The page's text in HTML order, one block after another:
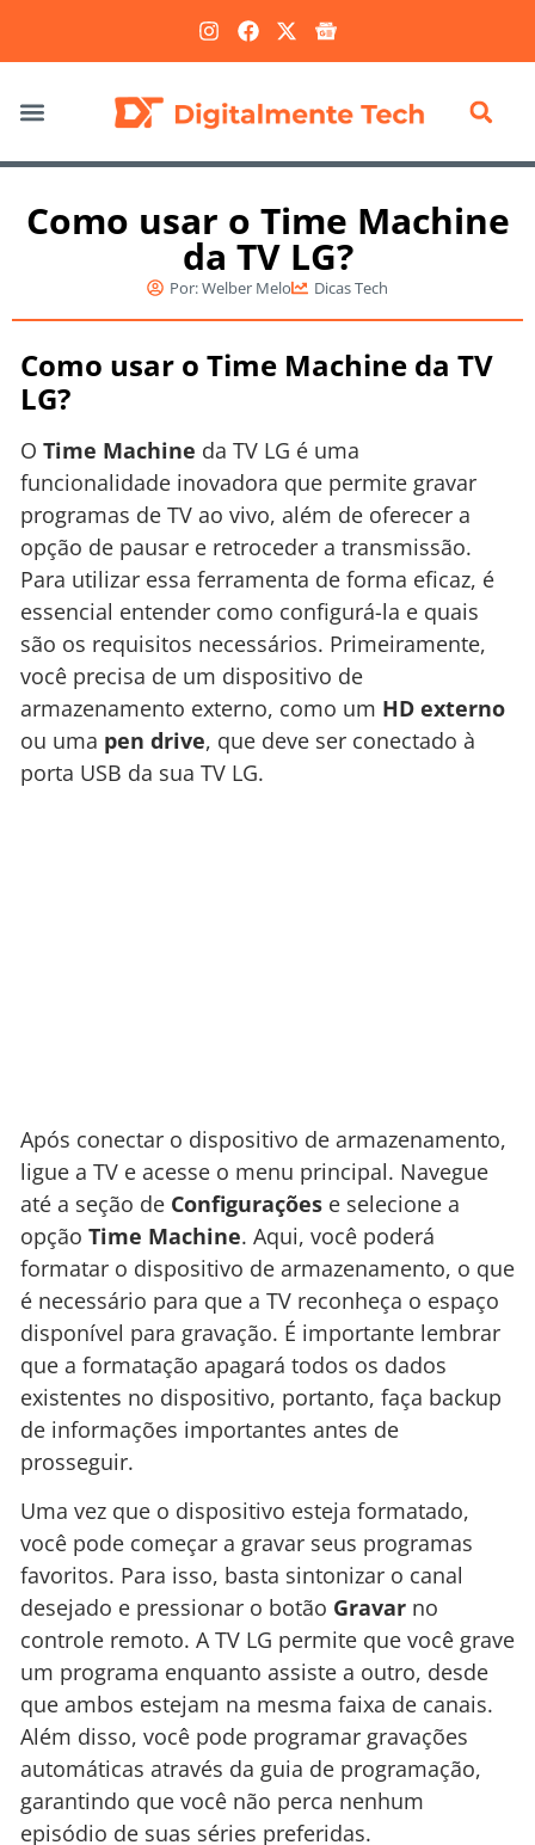
Como usar o Time Machine
da TV LG?
Por:Welber Melo Dicas Tech
Como usar o Time Machine da TV
LG?
O Time Machine da TV LG é uma
funcionalidade inovadora que permite gravar
programas de TV ao vivo, além de oferecer a
opção de pausar e retroceder a transmissão.
Para utilizar essa ferramenta de forma eficaz, é
essencial entender como configurá-la e quais
são os requisitos necessários. Primeiramente,
você precisa de um dispositivo de
armazenamento externo, como um HD externo
ou uma pen drive, que deve ser conectado à
porta USB da sua TV LG.
Após conectar o dispositivo de armazenamento,
ligue a TV e acesse o menu principal. Navegue
até a seção de Configurações e selecione a
opção Time Machine. Aqui, você poderá
formatar o dispositivo de armazenamento, o que
é necessário para que a TV reconheça o espaço
disponível para gravação. É importante lembrar
que a formatação apagará todos os dados
existentes no dispositivo, portanto, faça backup
de informações importantes antes de
prosseguir.
Uma vez que o dispositivo esteja formatado,
você pode começar a gravar seus programas
favoritos. Para isso, basta sintonizar o canal
desejado e pressionar o botão Gravar no
controle remoto. A TV LG permite que você grave
um programa enquanto assiste a outro, desde
que ambos estejam na mesma faixa de canais.
Além disso, você pode programar gravações
automáticas através da guia de programação,
garantindo que você não perca nenhum
episódio de suas séries preferidas.